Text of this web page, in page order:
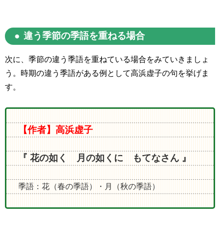
違う季節の季語を重ねる場合
次に、季節の違う季語を重ねている場合をみていきましょ
う。時期の違う季語がある例として高浜虚子の句を挙げま
す。
【作者】高浜虚子
『 花の如く 月の如くに もてなさん 』
季語：花（春の季語）・月（秋の季語）